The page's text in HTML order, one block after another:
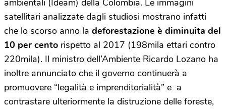
ambientali (Ideam) della Colombia. Le immagini
satellitari analizzate dagli studiosi mostrano infatti
che lo scorso anno la deforestazione è diminuita del
10 per cento rispetto al 2017 (198mila ettari contro
220mila). Il ministro dell’Ambiente Ricardo Lozano ha
inoltre annunciato che il governo continuerà a
promuovere “legalità e imprenditorialità” e a
contrastare ulteriormente la distruzione delle foreste,